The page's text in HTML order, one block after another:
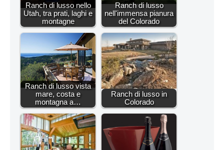
Ranch di lusso nello
Utah, tra prati, laghi e
montagne
Ranch di lusso
nell'immensa pianura
del Colorado
Ranch di lusso vista
mare, costa e
montagna a…
Ranch di lusso in
Colorado